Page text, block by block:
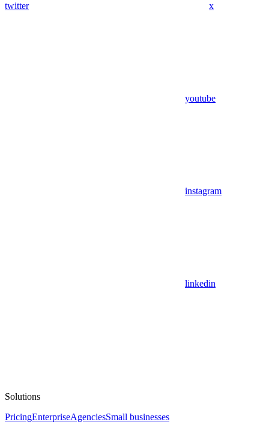
twitter x
youtube
instagram
linkedin
Solutions
PricingEnterpriseAgenciesSmall businesses